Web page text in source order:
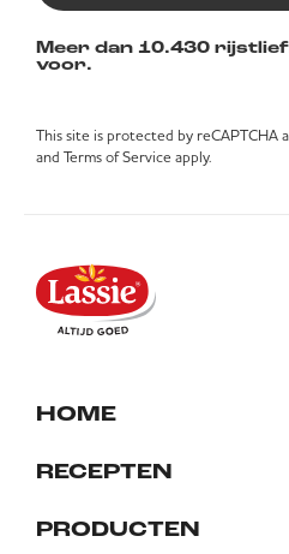
Meer dan 10.430
voor.
This site is protected by reCAPTCHA
and Terms of Service apply.
HOME
RECEPTEN
PRODUCTEN